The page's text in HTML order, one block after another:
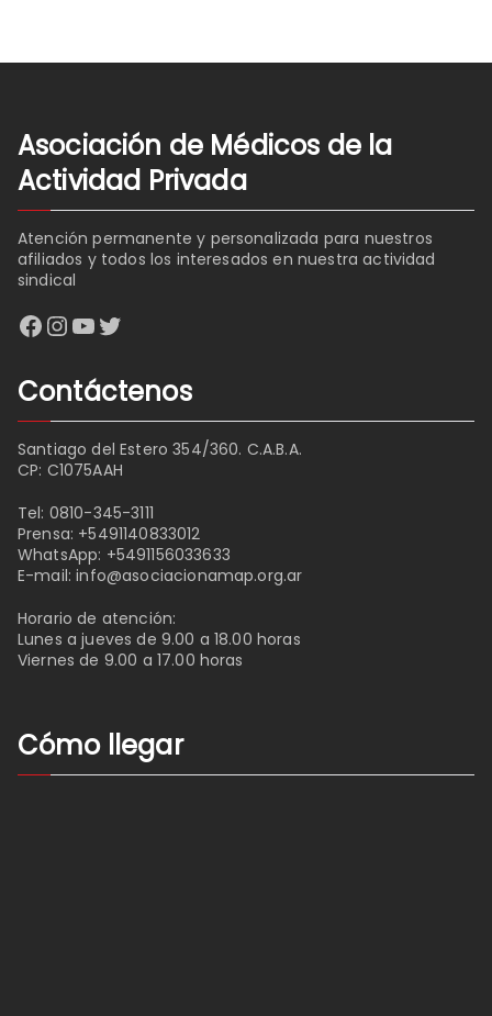
Asociación de Médicos de la
Actividad Privada
Atención permanente y personalizada para nuestros
afiliados y todos los interesados en nuestra actividad
sindical
Facebook
Instagram
YouTube
Twitter
Contáctenos
Santiago del Estero 354/360. C.A.B.A.
CP: C1075AAH
Tel: 0810-345-3111
Prensa: +5491140833012
WhatsApp: +5491156033633
E-mail:info@asociacionamap.org.ar
Horario de atención:
Lunes a jueves de 9.00 a 18.00 horas
Viernes de 9.00 a 17.00 horas
Cómo llegar